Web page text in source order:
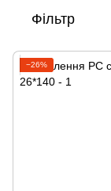
Фільтр
−26%